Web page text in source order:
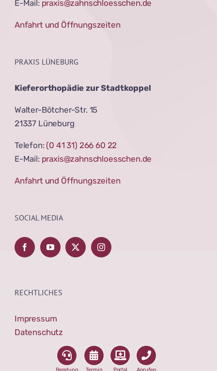
E-Mail: praxis@zahnschloesschen.de
Anfahrt und Öffnungszeiten
PRAXIS LÜNEBURG
Kieferorthopädie zur Stadtkoppel
Walter-Bötcher-Str. 15
21337 Lüneburg
Telefon: (0 41 31) 266 60 22
E-Mail: praxis@zahnschloesschen.de
Anfahrt und Öffnungszeiten
SOCIAL MEDIA
RECHTLICHES
Impressum
Datenschutz